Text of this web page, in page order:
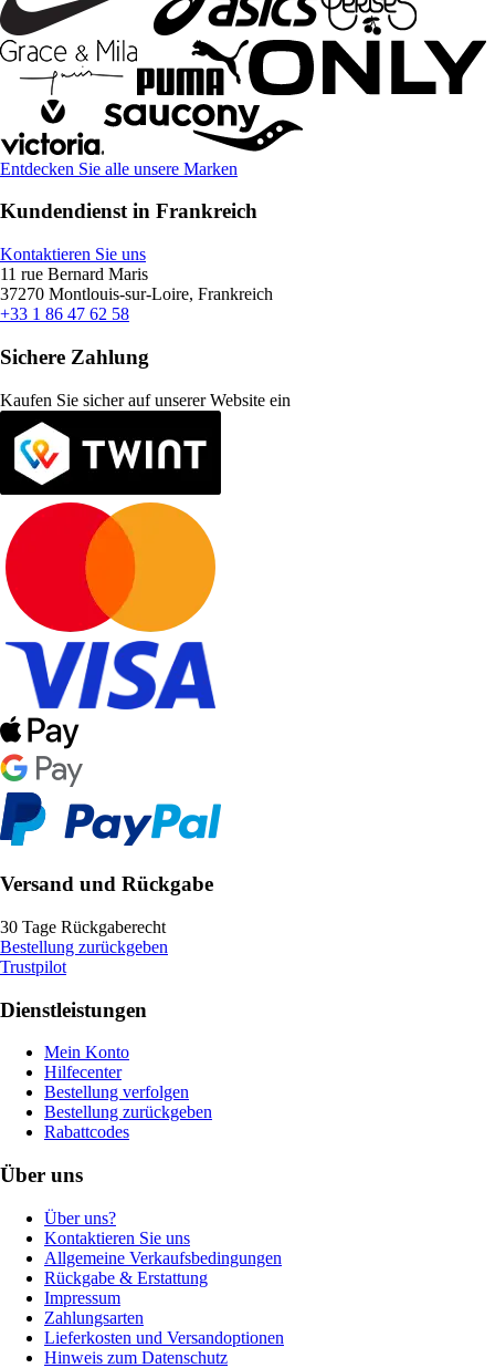
Entdecken Sie alle unsere Marken
Kundendienst in Frankreich
Kontaktieren Sie uns
11 rue Bernard Maris
37270 Montlouis-sur-Loire, Frankreich
+33 1 86 47 62 58
Sichere Zahlung
Kaufen Sie sicher auf unserer Website ein
Versand und Rückgabe
30 Tage Rückgaberecht
Bestellung zurückgeben
Trustpilot
Dienstleistungen
Mein Konto
Hilfecenter
Bestellung verfolgen
Bestellung zurückgeben
Rabattcodes
Über uns
Über uns?
Kontaktieren Sie uns
Allgemeine Verkaufsbedingungen
Rückgabe & Erstattung
Impressum
Zahlungsarten
Lieferkosten und Versandoptionen
Hinweis zum Datenschutz